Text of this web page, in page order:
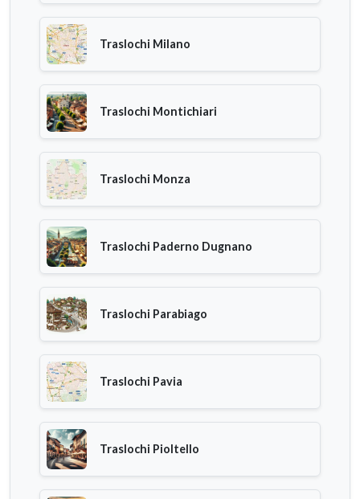
Traslochi Milano
Traslochi Montichiari
Traslochi Monza
Traslochi Paderno Dugnano
Traslochi Parabiago
Traslochi Pavia
Traslochi Pioltello